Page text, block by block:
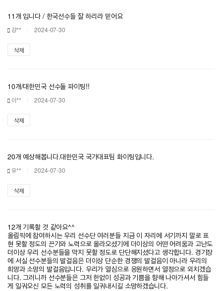
11개 입니다 / 한국선수들 잘 하리라 믿어요
강** 2024-07-30
삭제
10개/대한민국 선수둘 파이팅!!
이** 2024-07-30
삭제
20개 예상해봅니다.대한민국 국가대표팀 화이팅입니다.
유** 2024-07-30
삭제
12개 기록할 것 같아요^^
올림픽에 참여하시는 우리 선수단 여러분들 지금 이 자리에 서기까지 말로 표
현 못할 정도의 끈기와 노력으로 올라오셨기에 더이상의 어떤 어려움과 고난도
더이상 우리 선수분들을 막지 못할 정도로 단단해지셨다고 생각합니다. 경기장
에 서실 선수분들의 발걸음은 더이상 단순한 경쟁의 발걸음이 아니라 우리의
희망과 소망의 발걸음입니다. 우리가 열심으로 응원하면서 열정으로 외치겠습
니다. 그러니까 선수분들은 그저 한없이 성공과 기쁨을 향해 나아가셔서 힘들
게 일궈오신 모든 노력의 성취를 일궈내시길 소망하겠습니다.